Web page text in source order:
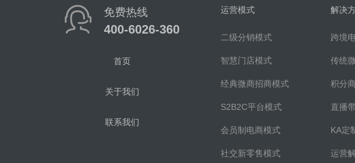
免费热线
400-6026-360
首页
关于我们
联系我们
运营模式
二级分销模式
智慧门店模式
经典微商招商模式
S2B2C平台模式
会员制电商模式
社交新零售模式
解决
跨境
传统
积分
直播
KA定
运营